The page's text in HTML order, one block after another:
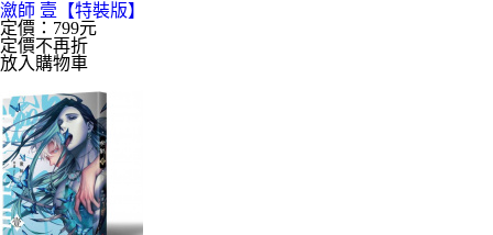
瀲師 壹【特裝版】
定價：799元
定價不再折
放入購物車